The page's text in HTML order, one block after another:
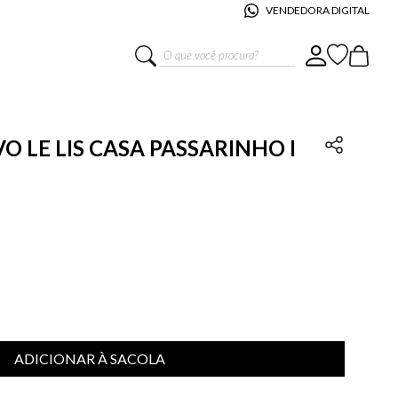
VENDEDORA DIGITAL
O que você procura?
LE LIS CASA PASSARINHO I
ADICIONAR À SACOLA